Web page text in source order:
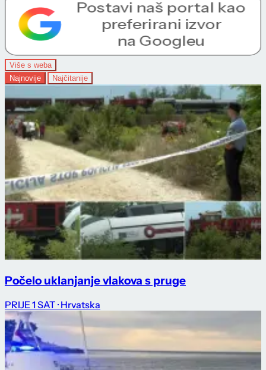
Više s weba
Najnovije
Najčitanije
Počelo uklanjanje vlakova s pruge
PRIJE 1 SAT · Hrvatska